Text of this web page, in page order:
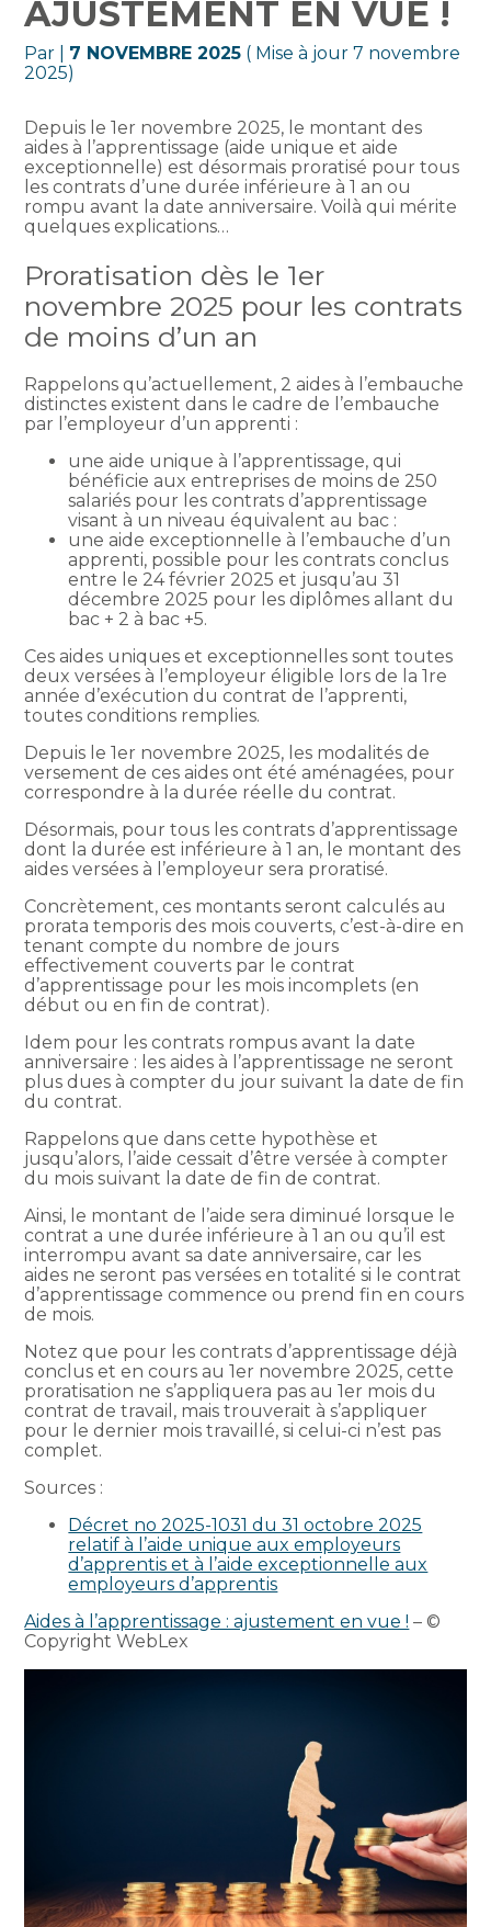
AJUSTEMENT EN VUE !
Par 7 NOVEMBRE 2025 ( Mise à jour 7 novembre
2025)
Depuis le 1er novembre 2025, le montant des
aides à l’apprentissage (aide unique et aide
exceptionnelle) est désormais proratisé pour tous
les contrats d’une durée inférieure à 1 an ou
rompu avant la date anniversaire. Voilà qui mérite
quelques explications…
Proratisation dès le 1er
novembre 2025 pour les contrats
de moins d’un an
Rappelons qu’actuellement, 2 aides à l’embauche
distinctes existent dans le cadre de l’embauche
par l’employeur d’un apprenti :
une aide unique à l’apprentissage, qui
bénéficie aux entreprises de moins de 250
salariés pour les contrats d’apprentissage
visant à un niveau équivalent au bac :
une aide exceptionnelle à l’embauche d’un
apprenti, possible pour les contrats conclus
entre le 24 février 2025 et jusqu’au 31
décembre 2025 pour les diplômes allant du
bac + 2 à bac +5.
Ces aides uniques et exceptionnelles sont toutes
deux versées à l’employeur éligible lors de la 1re
année d’exécution du contrat de l’apprenti,
toutes conditions remplies.
Depuis le 1er novembre 2025, les modalités de
versement de ces aides ont été aménagées, pour
correspondre à la durée réelle du contrat.
Désormais, pour tous les contrats d’apprentissage
dont la durée est inférieure à 1 an, le montant des
aides versées à l’employeur sera proratisé.
Concrètement, ces montants seront calculés au
prorata temporis des mois couverts, c’est-à-dire en
tenant compte du nombre de jours
effectivement couverts par le contrat
d’apprentissage pour les mois incomplets (en
début ou en fin de contrat).
Idem pour les contrats rompus avant la date
anniversaire : les aides à l’apprentissage ne seront
plus dues à compter du jour suivant la date de fin
du contrat.
Rappelons que dans cette hypothèse et
jusqu’alors, l’aide cessait d’être versée à compter
du mois suivant la date de fin de contrat.
Ainsi, le montant de l’aide sera diminué lorsque le
contrat a une durée inférieure à 1 an ou qu’il est
interrompu avant sa date anniversaire, car les
aides ne seront pas versées en totalité si le contrat
d’apprentissage commence ou prend fin en cours
de mois.
Notez que pour les contrats d’apprentissage déjà
conclus et en cours au 1er novembre 2025, cette
proratisation ne s’appliquera pas au 1er mois du
contrat de travail, mais trouverait à s’appliquer
pour le dernier mois travaillé, si celui-ci n’est pas
complet.
Sources :
Décret no 2025-1031 du 31 octobre 2025
relatif à l’aide unique aux employeurs
d’apprentis et à l’aide exceptionnelle aux
employeurs d’apprentis
Aides à l’apprentissage : ajustement en vue ! – ©
Copyright WebLex